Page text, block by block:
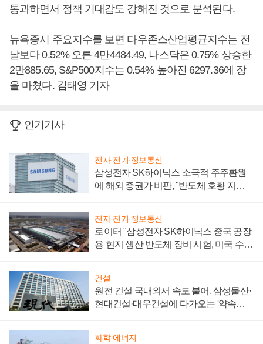
통과하면서 정책 기대감도 강해진 것으로 분석된다.
뉴욕증시 주요지수를 보면 다우존스산업평균지수는 전
날보다 0.52% 오른 4만4484.49, 나스닥은 0.75% 상승한
2만885.65, S&P500지수는 0.54% 높아진 6297.36에 장
을 마쳤다. 김태영 기자
인기기사
전자·전기·정보통신
삼성전자 SK하이닉스 소극적 주주환원
에 해외 증권가 비판, "반도체 호황 지속
전자·전기·정보통신
로이터 "삼성전자 SK하이닉스 중국 공장
용 현지 생산 반도체 장비 시험, 미국 수출
건설
원전 건설 국내외서 속도 붙어, 삼성물산·
현대건설·대우건설에 다가오는 '약속의
화학·에너지